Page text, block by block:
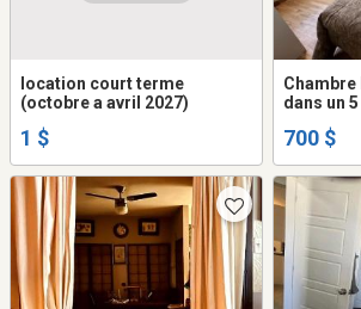
location court terme
(octobre a avril 2027)
1 $
Chambre
dans un
internet)
700 $